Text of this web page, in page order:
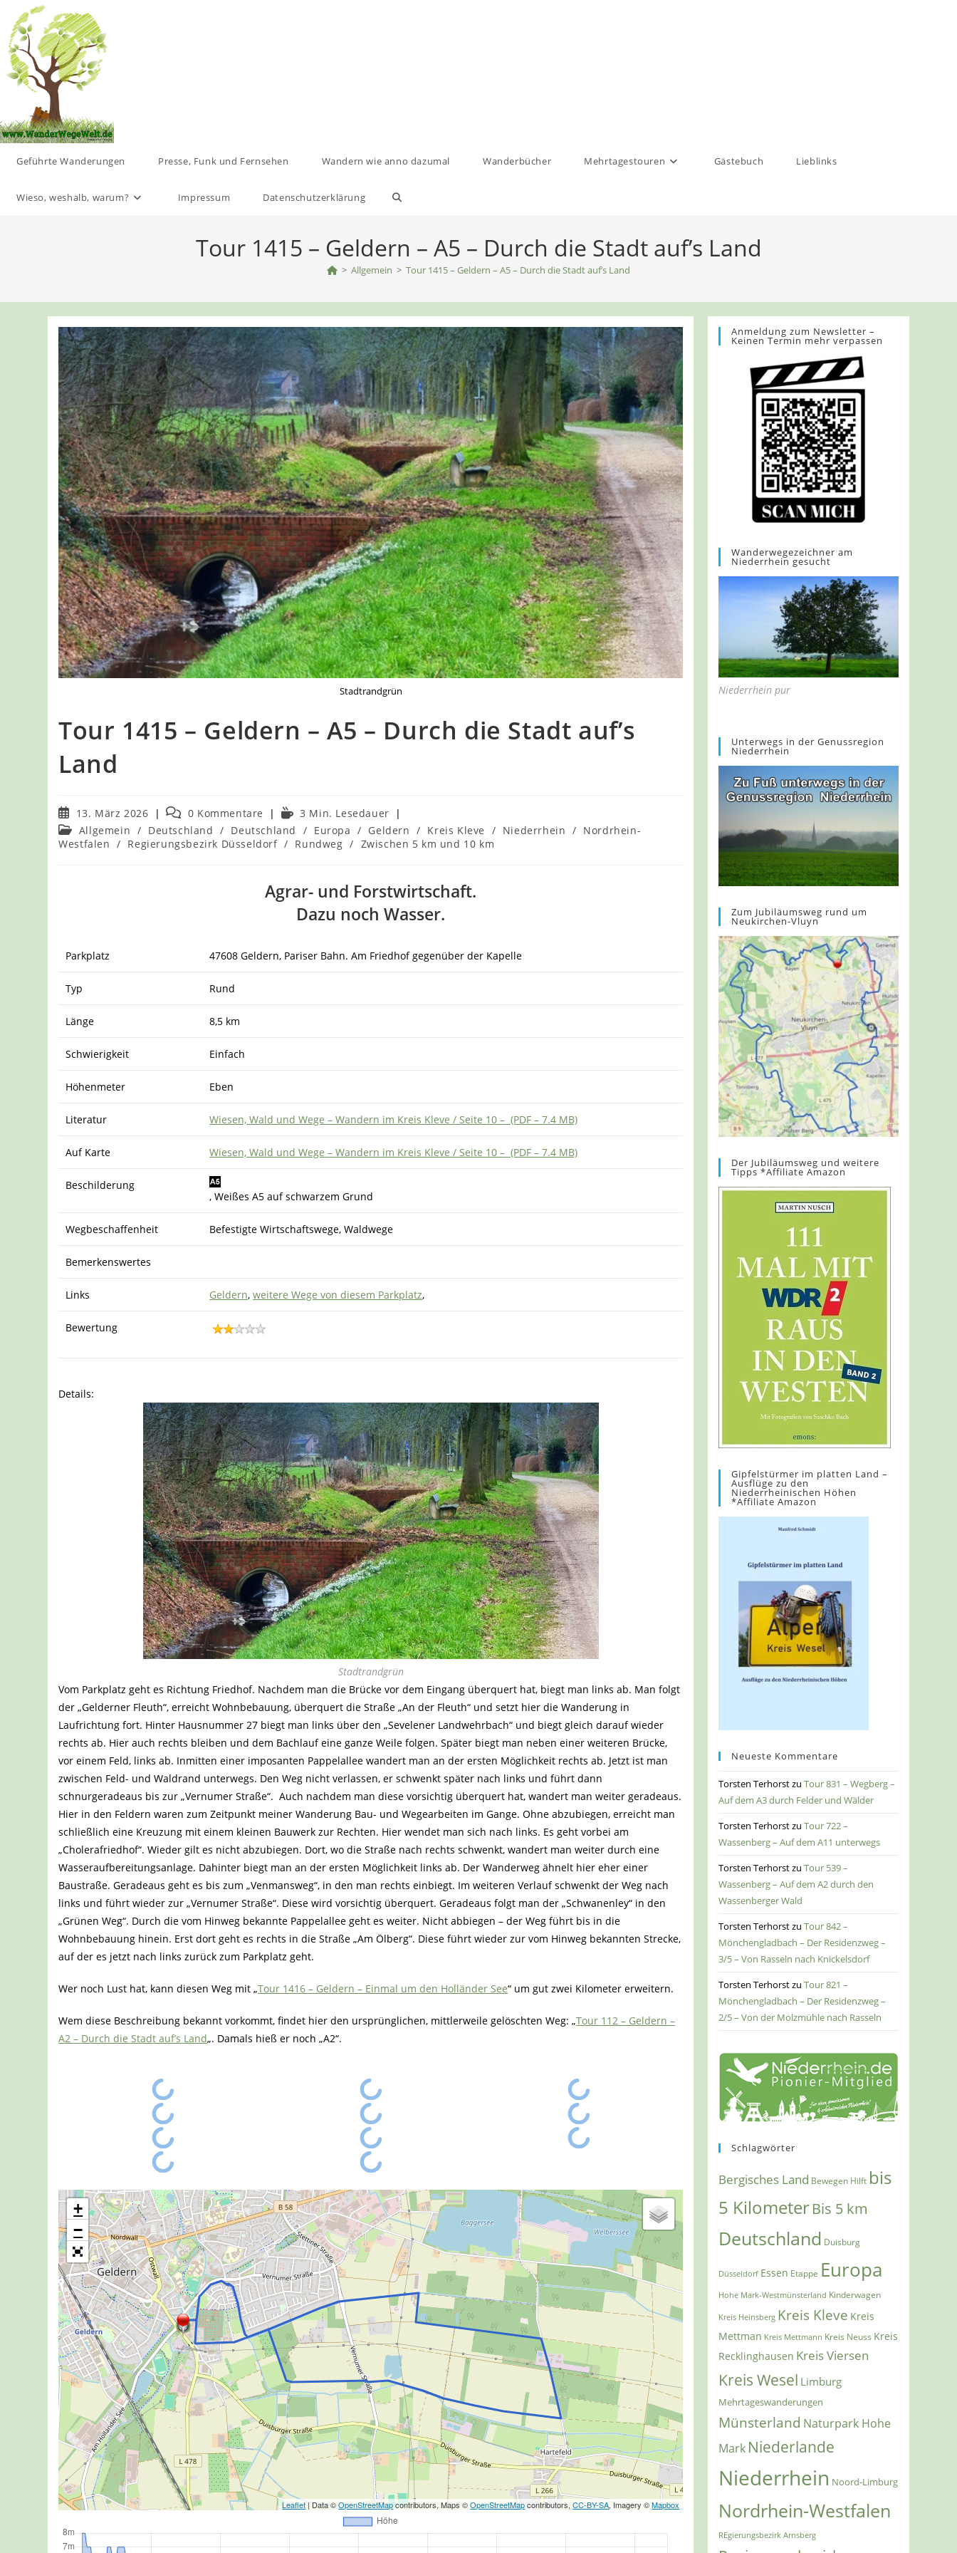
Inhalt
springen
Geführte Wanderungen Presse, Funk und Fernsehen Wandern wie anno dazumal Wanderbücher Mehrtagestouren Gästebuch Lieblinks
Wieso, weshalb, warum? Impressum Datenschutzerklärung Website-
umschalten
Tour 1415 – Geldern – A5 – Durch die Stadt auf’s Land
> Allgemein > Tour 1415 – Geldern – A5 – Durch die Stadt auf’s Land
Stadtrandgrün
Tour 1415 – Geldern – A5 – Durch die Stadt auf’s
Land
Beitrag
veröffentlicht:
13. März 2026
Beitrags-
Kommentare:
0 Kommentare Lesedauer:
3 Min. Lesedauer
Beitrags-
Kategorie:
Allgemein / Deutschland / Deutschland / Europa / Geldern / Kreis Kleve / Niederrhein / Nordrhein-
Westfalen / Regierungsbezirk Düsseldorf / Rundweg / Zwischen 5 km und 10 km
Agrar- und Forstwirtschaft.
Dazu noch Wasser.
Parkplatz 47608 Geldern, Pariser Bahn. Am Friedhof gegenüber der Kapelle
Typ Rund
Länge 8,5 km
Schwierigkeit Einfach
Höhenmeter Eben
Literatur Wiesen, Wald und Wege – Wandern im Kreis Kleve / Seite 10 – (PDF – 7.4 MB)
Auf Karte Wiesen, Wald und Wege – Wandern im Kreis Kleve / Seite 10 – (PDF – 7.4 MB)
Beschilderung
, Weißes A5 auf schwarzem Grund
Wegbeschaffenheit Befestigte Wirtschaftswege, Waldwege
Bemerkenswertes
Links Geldern,weitere Wege von diesem Parkplatz,
Bewertung
Details:
Stadtrandgrün
Vom Parkplatz geht es Richtung Friedhof. Nachdem man die Brücke vor dem Eingang überquert hat, biegt man links ab. Man folgt
der „Gelderner Fleuth“, erreicht Wohnbebauung, überquert die Straße „An der Fleuth“ und setzt hier die Wanderung in
Laufrichtung fort. Hinter Hausnummer 27 biegt man links über den „Sevelener Landwehrbach“ und biegt gleich darauf wieder
rechts ab. Hier auch rechts bleiben und dem Bachlauf eine ganze Weile folgen. Später biegt man neben einer weiteren Brücke,
vor einem Feld, links ab. Inmitten einer imposanten Pappelallee wandert man an der ersten Möglichkeit rechts ab. Jetzt ist man
zwischen Feld- und Waldrand unterwegs. Den Weg nicht verlassen, er schwenkt später nach links und führt dann
schnurgeradeaus bis zur „Vernumer Straße“. Auch nachdem man diese vorsichtig überquert hat, wandert man weiter geradeaus.
Hier in den Feldern waren zum Zeitpunkt meiner Wanderung Bau- und Wegearbeiten im Gange. Ohne abzubiegen, erreicht man
schließlich eine Kreuzung mit einem kleinen Bauwerk zur Rechten. Hier wendet man sich nach links. Es geht vorbei am
„Cholerafriedhof“. Wieder gilt es nicht abzubiegen. Dort, wo die Straße nach rechts schwenkt, wandert man weiter durch eine
Wasseraufbereitungsanlage. Dahinter biegt man an der ersten Möglichkeit links ab. Der Wanderweg ähnelt hier eher einer
Baustraße. Geradeaus geht es bis zum „Venmansweg“, in den man rechts einbiegt. Im weiteren Verlauf schwenkt der Weg nach
links und führt wieder zur „Vernumer Straße“. Diese wird vorsichtig überquert. Geradeaus folgt man der „Schwanenley“ in den
„Grünen Weg“. Durch die vom Hinweg bekannte Pappelallee geht es weiter. Nicht abbiegen – der Weg führt bis in die
Wohnbebauung hinein. Erst dort geht es rechts in die Straße „Am Ölberg“. Diese führt wieder zur vom Hinweg bekannten Strecke,
auf der es jetzt nach links zurück zum Parkplatz geht.
Wer noch Lust hat, kann diesen Weg mit „Tour 1416 – Geldern – Einmal um den Holländer See“ um gut zwei Kilometer erweitern.
Wem diese Beschreibung bekannt vorkommt, findet hier den ursprünglichen, mittlerweile gelöschten Weg: „Tour 112 – Geldern –
A2 – Durch die Stadt auf’s Land„. Damals hieß er noch „A2“.
+
−
Leaflet | Data ©OpenStreetMapcontributors, Maps ©OpenStreetMapcontributors,CC-BY-SA, Imagery ©Mapbox
Anmeldung zum Newsletter –
Keinen Termin mehr verpassen
Wanderwegezeichner am
Niederrhein gesucht
Niederrhein pur
Unterwegs in der Genussregion
Niederrhein
Zum Jubiläumsweg rund um
Neukirchen-Vluyn
Der Jubiläumsweg und weitere
Tipps *Affiliate Amazon
Gipfelstürmer im platten Land –
Ausflüge zu den
Niederrheinischen Höhen
*Affiliate Amazon
Neueste Kommentare
Torsten TerhorstzuTour 831 – Wegberg –
Auf dem A3 durch Felder und Wälder
Torsten TerhorstzuTour 722 –
Wassenberg – Auf dem A11 unterwegs
Torsten TerhorstzuTour 539 –
Wassenberg – Auf dem A2 durch den
Wassenberger Wald
Torsten TerhorstzuTour 842 –
Mönchengladbach – Der Residenzweg –
3/5 – Von Rasseln nach Knickelsdorf
Torsten TerhorstzuTour 821 –
Mönchengladbach – Der Residenzweg –
2/5 – Von der Molzmühle nach Rasseln
Schlagwörter
Bergisches Land Bewegen Hilft bis
5 KilometerBis 5 km
Deutschland Duisburg
Düsseldorf Essen Etappe Europa
Hohe Mark-Westmünsterland Kinderwagen
Kreis Heinsberg Kreis Kleve Kreis
Mettman Kreis Mettmann Kreis Neuss Kreis
Recklinghausen Kreis Viersen
Kreis Wesel Limburg
Mehrtageswanderungen
Münsterland Naturpark Hohe
Mark Niederlande
Niederrhein Noord-Limburg
Nordrhein-Westfalen
REgierungsbezirk Arnsberg